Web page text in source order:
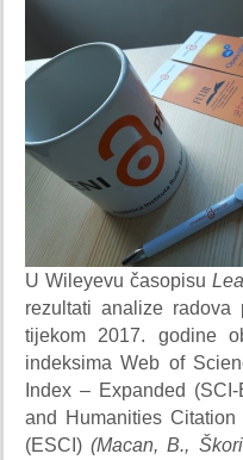
U Wileyevu časopisu
rezultati analize radova
tijekom 2017. godine
indeksima Web of
Index – Expanded
and Humanities
(ESCI) (Macan, B.,